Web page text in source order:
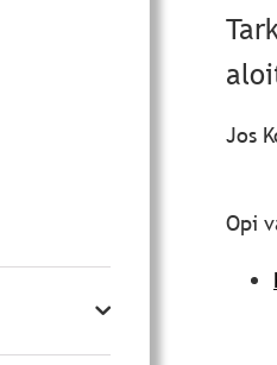
Jos
Opi